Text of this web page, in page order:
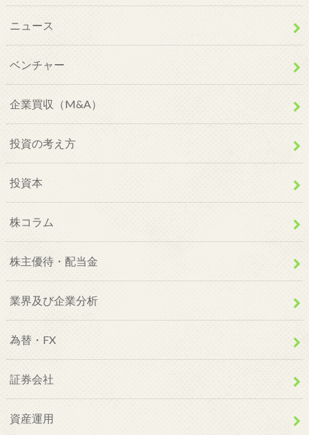
ニュース
ベンチャー
企業買収（M&A）
投資の考え方
投資本
株コラム
株主優待・配当金
業界及び企業分析
為替・FX
証券会社
資産運用